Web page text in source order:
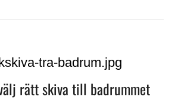
rätt skiva till badrummet